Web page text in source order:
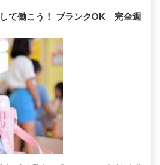
て働こう！ ブランクOK 完全週